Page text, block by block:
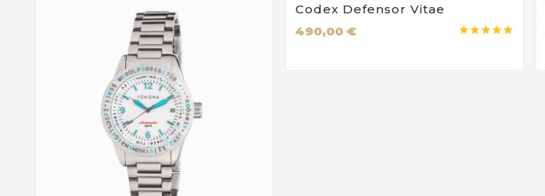
Codex Defensor Vitae

490,00 €